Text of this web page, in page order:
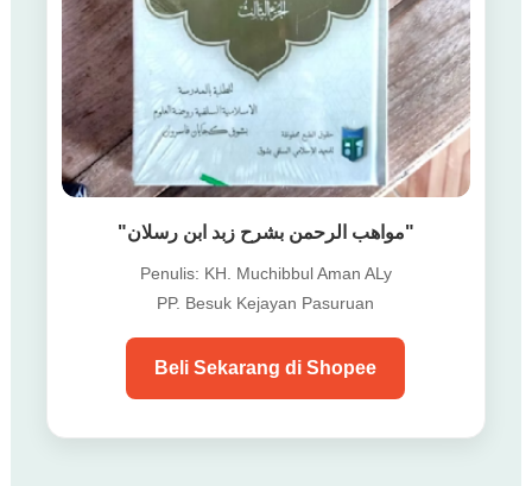
"مواهب الرحمن بشرح زبد ابن رسلان"
Penulis: KH. Muchibbul Aman ALy
PP. Besuk Kejayan Pasuruan
Beli Sekarang di Shopee